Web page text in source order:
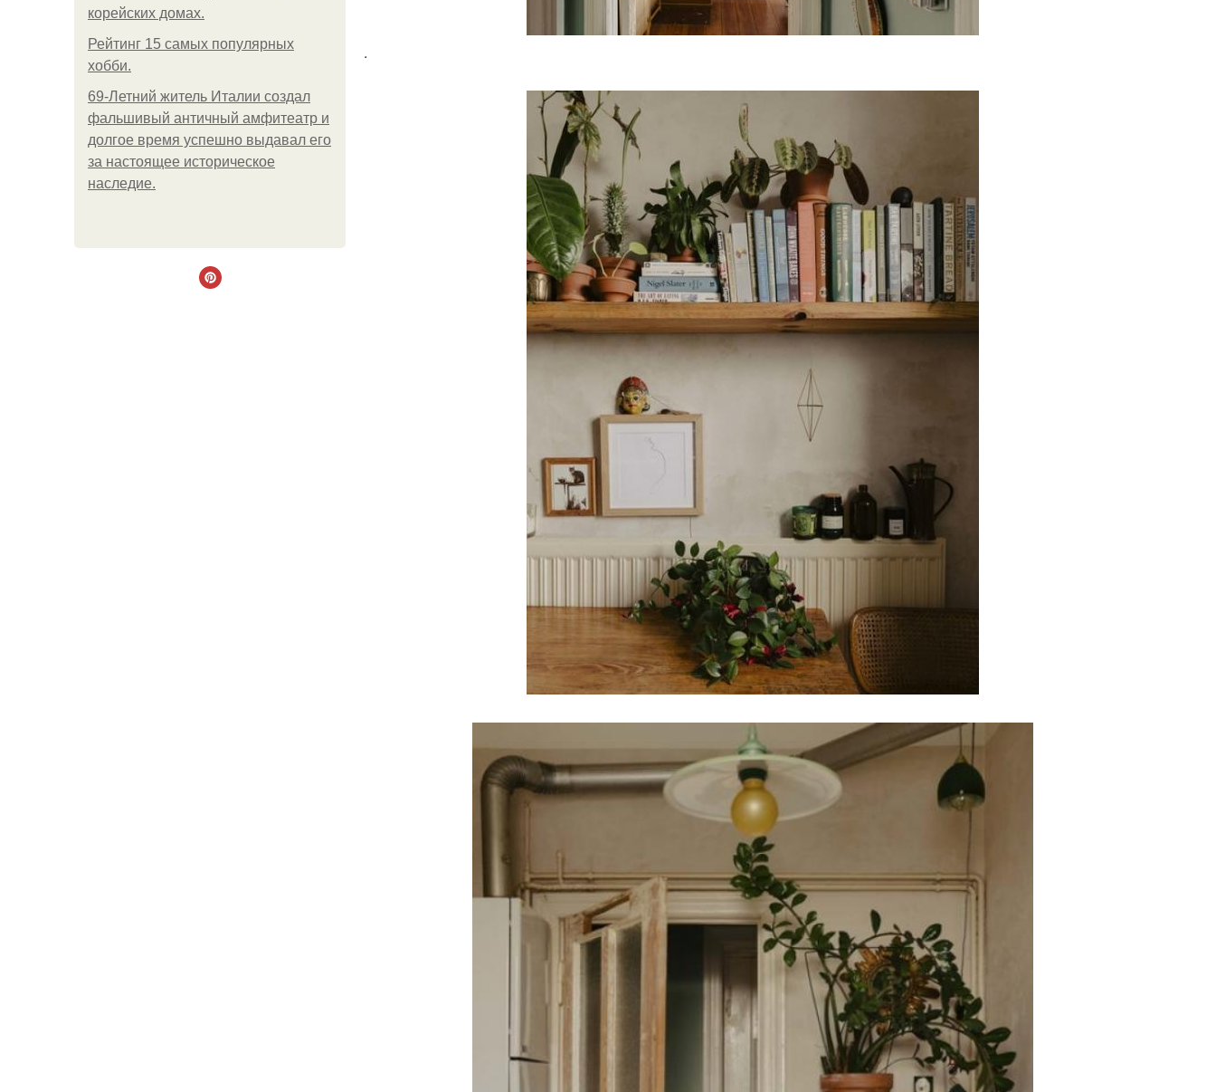
корейских домах.
Рейтинг 15 самых популярных
хобби.
69-Летний житель Италии создал
фальшивый античный амфитеатр и
долгое время успешно выдавал его
за настоящее историческое
наследие.
.